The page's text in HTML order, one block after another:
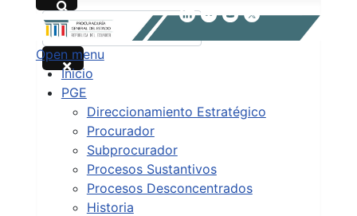
Buscar
Type 2 or more characters for results.
Open menu
Inicio
PGE
Direccionamiento Estratégico
Procurador
Subprocurador
Procesos Sustantivos
Procesos Desconcentrados
Historia